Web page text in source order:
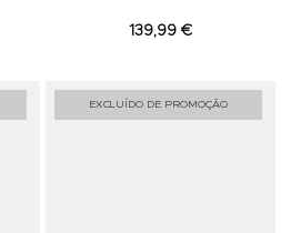
139,99 €
Adicionar aos Favoritos
EXCLUÍDO DE PROMOÇÃO